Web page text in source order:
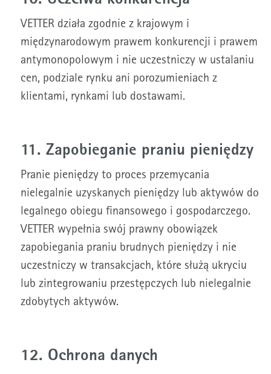
VETTER działa zgodnie z krajowym i
międzynarodowym prawem konkurencji i prawem
antymonopolowym i nie uczestniczy w ustalaniu
cen, podziale rynku ani porozumieniach z
klientami, rynkami lub dostawami.
11. Zapobieganie praniu pieniędzy
Pranie pieniędzy to proces przemycania
nielegalnie uzyskanych pieniędzy lub aktywów do
legalnego obiegu finansowego i gospodarczego.
VETTER wypełnia swój prawny obowiązek
zapobiegania praniu brudnych pieniędzy i nie
uczestniczy w transakcjach, które służą ukryciu
lub zintegrowaniu przestępczych lub nielegalnie
zdobytych aktywów.
12. Ochrona danych